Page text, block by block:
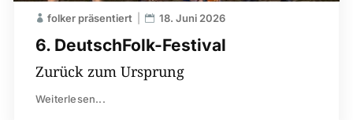
6. DeutschFolk-Festival
folker präsentiert 18. Juni 2026
Zurück zum Ursprung
Weiterlesen...